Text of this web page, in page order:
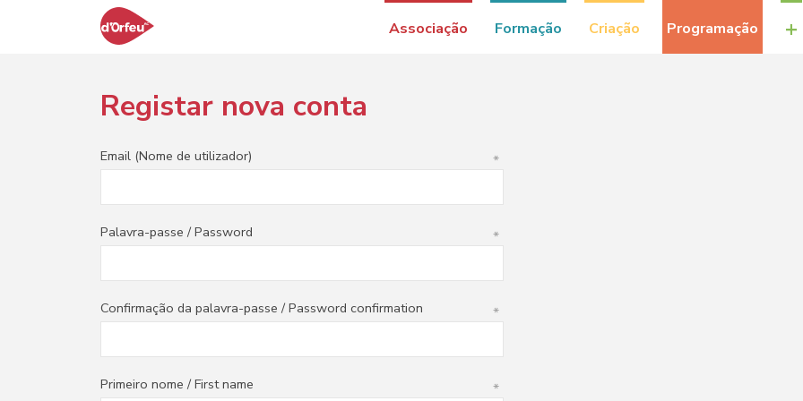
Associação Formação Criação Programação +
Registar nova conta
Email (Nome de utilizador) *
Palavra-passe / Password *
Confirmação da palavra-passe / Password confirmation *
Primeiro nome / First name *